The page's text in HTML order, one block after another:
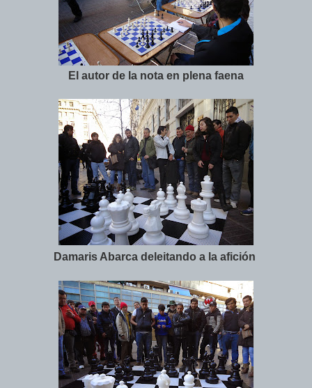
El autor de la nota en plena faena
Damaris Abarca deleitando a la afición